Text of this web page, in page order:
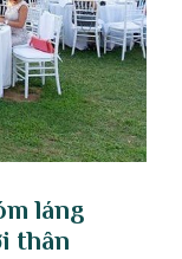
láng
thân